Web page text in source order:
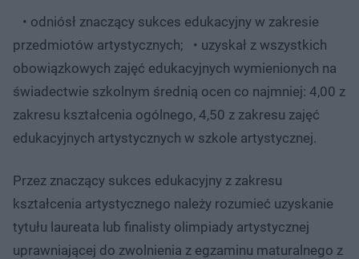
• odniósł znaczący sukces edukacyjny w zakresie
przedmiotów artystycznych; • uzyskał z wszystkich
obowiązkowych zajęć edukacyjnych wymienionych na
świadectwie szkolnym średnią ocen co najmniej: 4,00 z
zakresu kształcenia ogólnego, 4,50 z zakresu zajęć
edukacyjnych artystycznych w szkole artystycznej.
Przez znaczący sukces edukacyjny z zakresu
kształcenia artystycznego należy rozumieć uzyskanie
tytułu laureata lub finalisty olimpiady artystycznej
uprawniającej do zwolnienia z egzaminu maturalnego z